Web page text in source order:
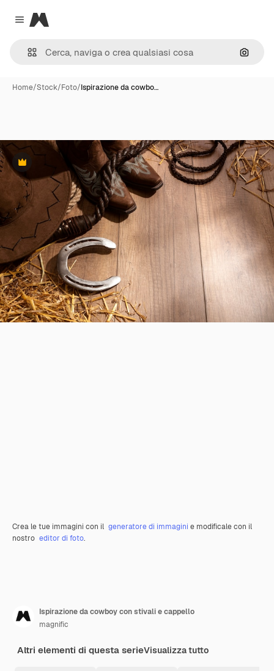
Close menu
Magnific
Cerca
Home/Stock/Foto/Ispirazione da cowbo…
Premium
Crea le tue immagini con il generatore di immagini e modificale con il
nostro editor di foto.
Ispirazione da cowboy con stivali e cappello
magnific
Altri elementi di questa serieVisualizza tutto